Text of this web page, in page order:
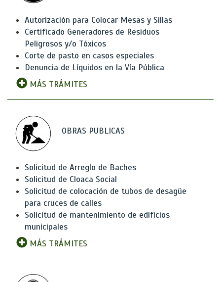
Autorización para Colocar Mesas y Sillas
Certificado Generadores de Residuos
Peligrosos y/o Tóxicos
Corte de pasto en casos especiales
Denuncia de Líquidos en la Vía Pública
MÁS TRÁMITES
OBRAS PUBLICAS
Solicitud de Arreglo de Baches
Solicitud de Cloaca Social
Solicitud de colocación de tubos de desagüe
para cruces de calles
Solicitud de mantenimiento de edificios
municipales
MÁS TRÁMITES